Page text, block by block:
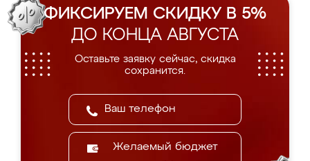
ФИКСИРУЕМ СКИДКУ В 5%
ДО КОНЦА АВГУСТА
Оставьте заявку сейчас, скидка
сохранится.
Желаемый бюджет